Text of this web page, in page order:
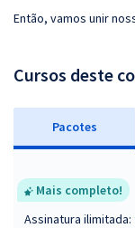
Então, vamos unir
Cursos deste
Pacotes
Mais completo!
Assinatura